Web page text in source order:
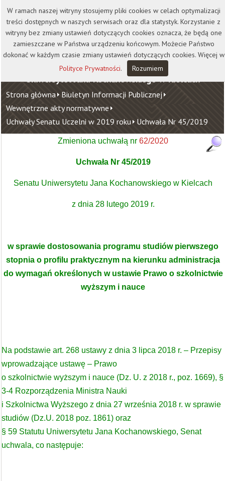
Kontakt Biblioteka
Wydawnictwo
Wirtualna Uczelnia
Uniwersytet Jana Kochanowskiego w Kielcach
Strona główna Biuletyn Informacji Publicznej
Wewnętrzne akty normatywne
Uchwały Senatu Uczelni w 2019 roku Uchwała Nr 45/2019
Zmieniona uchwałą nr 62/2020
Uchwała Nr 45/2019
Senatu Uniwersytetu Jana Kochanowskiego w Kielcach
z dnia 28 lutego 2019 r.
w sprawie dostosowania programu studiów pierwszego
stopnia o profilu praktycznym na kierunku administracja
do wymagań określonych w ustawie Prawo o szkolnictwie
wyższym i nauce
Na podstawie art. 268 ustawy z dnia 3 lipca 2018 r. – Przepisy
wprowadzające ustawę – Prawo
o szkolnictwie wyższym i nauce (Dz. U. z 2018 r., poz. 1669), §
3-4 Rozporządzenia Ministra Nauki
i Szkolnictwa Wyższego z dnia 27 września 2018 r. w sprawie
studiów (Dz.U. 2018 poz. 1861) oraz
§ 59 Statutu Uniwersytetu Jana Kochanowskiego, Senat
uchwala, co następuje:
W ramach naszej witryny stosujemy pliki cookies w celach optymalizacji
treści dostępnych w naszych serwisach oraz dla statystyk. Korzystanie z
witryny bez zmiany ustawień dotyczących cookies oznacza, że będą one
zamieszczane w Państwa urządzeniu końcowym. Możecie Państwo
dokonać w każdym czasie zmiany ustawień dotyczących cookies. Więcej w
Polityce Prywatności. Rozumiem